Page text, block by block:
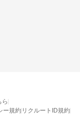
詳細案内を
す
ら
ー規約 リクルートID規約